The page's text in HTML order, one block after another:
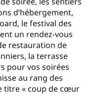
d’hébergement,
le festival des
un rendez-vous
restauration de
la terrasse
pour vos soirées
au rang des
titre « coup de cœur